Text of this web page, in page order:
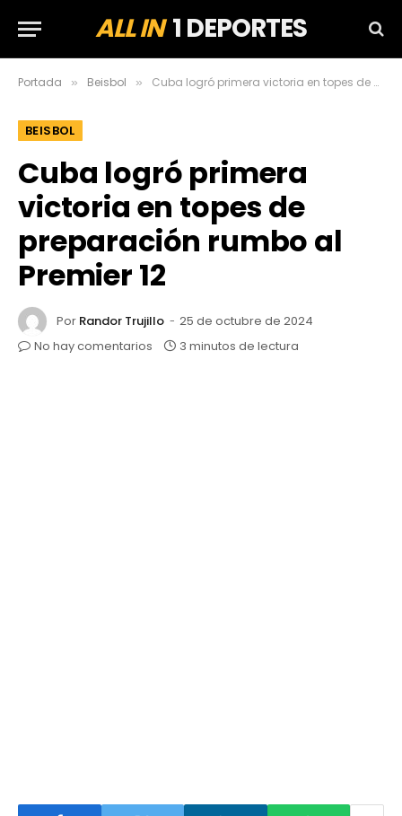
ALL IN1 DEPORTES
Portada » Beisbol » Cuba logró primera victoria en topes de preparación rumbo al Premier 12
BEISBOL
Cuba logró primera
victoria en topes de
preparación rumbo al
Premier 12
Por Randor Trujillo
25 de octubre de 2024
No hay comentarios
3 minutos de lectura